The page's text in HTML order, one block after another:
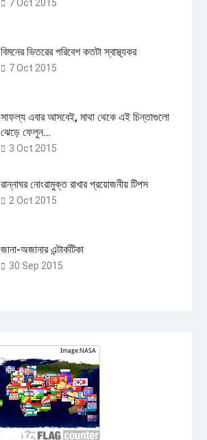
7 Oct 2015
বিমনের ভিতরের পরিবেশ কতটা স্বাস্থ্যকর
7 Oct 2015
সাফল্য এবার আসবেই, মাথা থেকে এই চিন্তাগুলো
ঝেড়ে ফেলুন…
3 Oct 2015
রান্নাঘর নোংরামুক্ত রাখার প্রয়োজনীয় টিপস
2 Oct 2015
জানা-অজানার এন্টার্কটিকা
30 Sep 2015